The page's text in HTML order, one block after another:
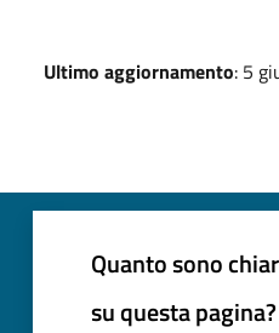
Ultimo aggiornamento: 5
Quanto sono
su questa pagina?